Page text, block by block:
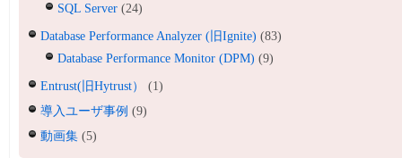
SQL Server (24)
Database Performance Analyzer (旧Ignite) (83)
Database Performance Monitor (DPM) (9)
Entrust(旧Hytrust）
(1)
導入ユーザ事例 (9)
動画集 (5)